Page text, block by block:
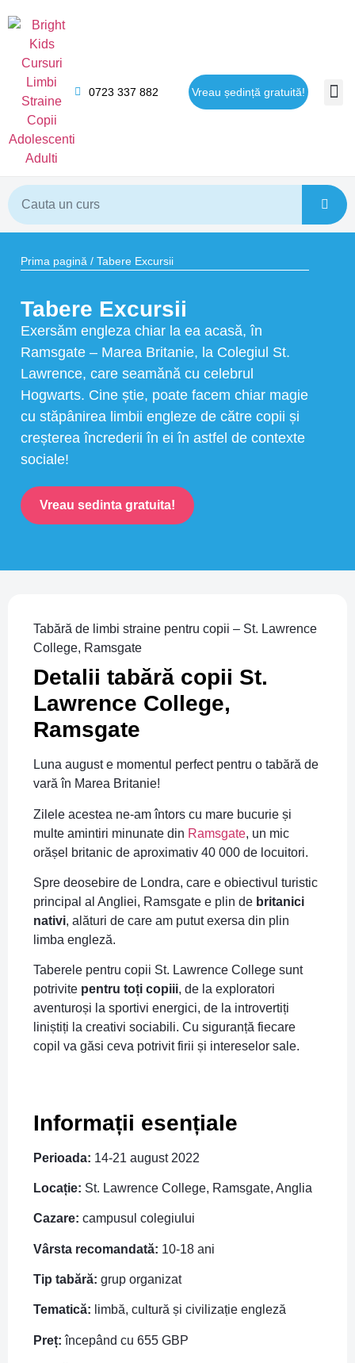
0723 337 882 Vreau ședință gratuită!
Prima pagină / Tabere Excursii
Tabere Excursii
Exersăm engleza chiar la ea acasă, în
Ramsgate – Marea Britanie, la Colegiul St.
Lawrence, care seamănă cu celebrul
Hogwarts. Cine știe, poate facem chiar magie
cu stăpânirea limbii engleze de către copii și
creșterea încrederii în ei în astfel de contexte
sociale!
Vreau sedinta gratuita!
Tabără de limbi straine pentru copii – St. Lawrence
College, Ramsgate
Detalii tabără copii St.
Lawrence College,
Ramsgate
Luna august e momentul perfect pentru o tabără de
vară în Marea Britanie!
Zilele acestea ne-am întors cu mare bucurie și
multe amintiri minunate din Ramsgate, un mic
orășel britanic de aproximativ 40 000 de locuitori.
Spre deosebire de Londra, care e obiectivul turistic
principal al Angliei, Ramsgate e plin de britanici
nativi, alături de care am putut exersa din plin
limba engleză.
Taberele pentru copii St. Lawrence College sunt
potrivite pentru toți copiii, de la exploratori
aventuroși la sportivi energici, de la introvertiți
liniștiți la creativi sociabili. Cu siguranță fiecare
copil va găsi ceva potrivit firii și intereselor sale.
Informații esențiale
Perioada: 14-21 august 2022
Locație: St. Lawrence College, Ramsgate, Anglia
Cazare: campusul colegiului
Vârsta recomandată: 10-18 ani
Tip tabără: grup organizat
Tematică: limbă, cultură și civilizație engleză
Preț:începând cu 655 GBP